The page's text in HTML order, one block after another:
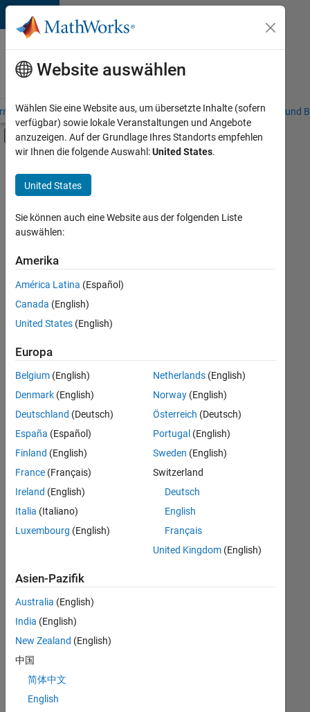
Weiter zum Inhalt
Karriere
bei
MathWorks
– Übersicht Stellensuche Niederlassungen Studierende und
Umschaltung für Off-Canvas-
Hauptinhalt
Marketing Communications
Marketing Services
Business Model Team
+2
Derzeit
es
keine
offenen
Stellen,
Ihren
Suchkriterien
entsprechen.
können
die
Suchkriterien
weiter
fassen
oder
alle
Stellenangebote
anzeigen .
noch
keine
offenen
Stellen
können,
die
Ihren
Website auswählen
Wählen Sie eine Website aus, um übersetzte Inhalte (sofern
verfügbar) sowie lokale Veranstaltungen und Angebote
anzuzeigen. Auf der Grundlage Ihres Standorts empfehlen
wir Ihnen die folgende Auswahl:United States.
United States
Sie können auch eine Website aus der folgenden Liste
auswählen:
Amerika
América Latina (Español)
Canada (English)
United States (English)
Europa
Belgium (English)
Denmark (English)
Deutschland (Deutsch)
España (Español)
Finland (English)
France (Français)
Ireland (English)
Italia (Italiano)
Luxembourg (English)
Netherlands(English)
Norway(English)
Österreich (Deutsch)
Portugal (English)
Sweden (English)
Switzerland
Deutsch
English
Français
United Kingdom(English)
Asien-Pazifik
Australia (English)
India (English)
New Zealand (English)
中国
简体中文
English